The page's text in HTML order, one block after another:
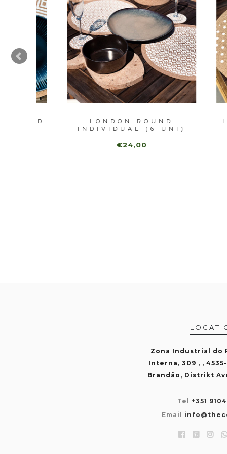
LONDON ROUND
INDIVIDUAL (6 UNI)
€24,00
Zona Industrial do
Interna, 309 , ,
Brandão, Distrikt
Tel +351
Email